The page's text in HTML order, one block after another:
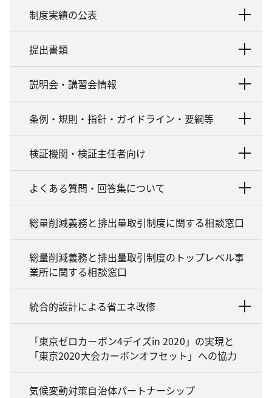
制度実績の公表
提出書類
説明会・講習会情報
条例・規則・指針・ガイドライン・要綱等
検証機関・検証主任者向け
よくある質問・回答集について
総量削減義務と排出量取引制度に関する相談窓口
総量削減義務と排出量取引制度のトップレベル事
業所に関する相談窓口
統合的設計による省エネ改修
「東京ゼロカーボン4デイズin 2020」の実現と
「東京2020大会カーボンオフセット」への協力
気候変動対策自治体パートナーシップ